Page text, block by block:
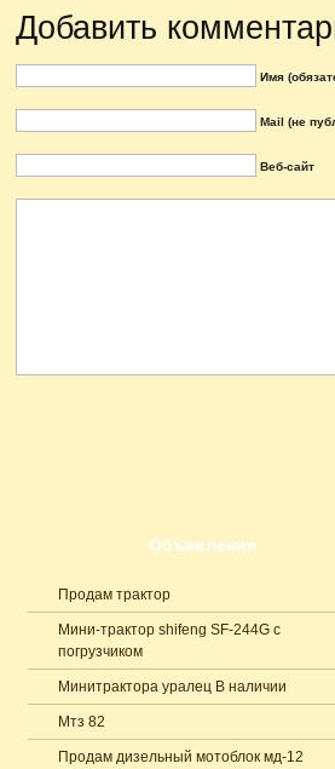
Добавить
Имя
Mail (не
Веб-сайт
Объявления
Продам трактор
Мини-трактор shifeng SF-244G с
погрузчиком
Минитрактора уралец В наличии
Мтз 82
Продам дизельный мотоблок мд-12